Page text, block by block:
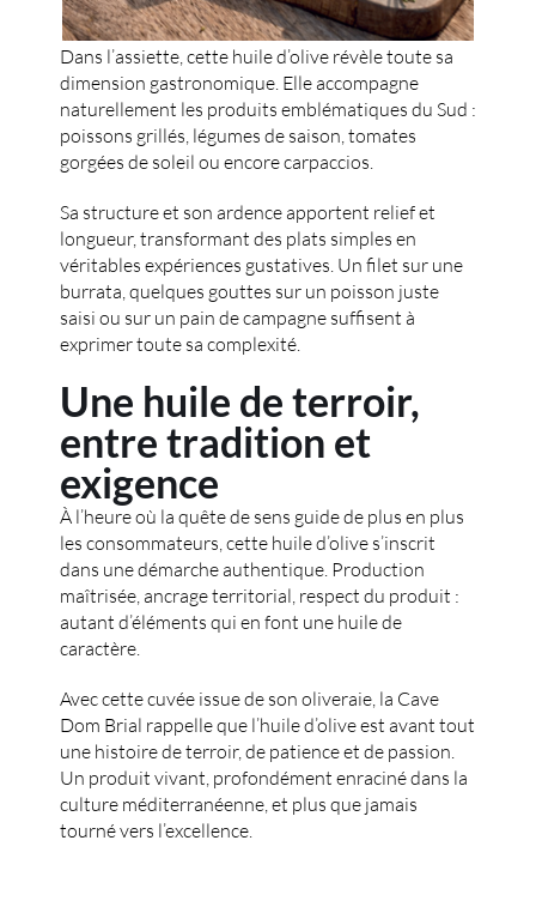
Dans l’assiette, cette huile d’olive révèle toute sa
dimension gastronomique. Elle accompagne
naturellement les produits emblématiques du Sud :
poissons grillés, légumes de saison, tomates
gorgées de soleil ou encore carpaccios.
Sa structure et son ardence apportent relief et
longueur, transformant des plats simples en
véritables expériences gustatives. Un filet sur une
burrata, quelques gouttes sur un poisson juste
saisi ou sur un pain de campagne suffisent à
exprimer toute sa complexité.
Une huile de terroir,
entre tradition et
exigence
À l’heure où la quête de sens guide de plus en plus
les consommateurs, cette huile d’olive s’inscrit
dans une démarche authentique. Production
maîtrisée, ancrage territorial, respect du produit :
autant d’éléments qui en font une huile de
caractère.
Avec cette cuvée issue de son oliveraie, la Cave
Dom Brial rappelle que l’huile d’olive est avant tout
une histoire de terroir, de patience et de passion.
Un produit vivant, profondément enraciné dans la
culture méditerranéenne, et plus que jamais
tourné vers l’excellence.